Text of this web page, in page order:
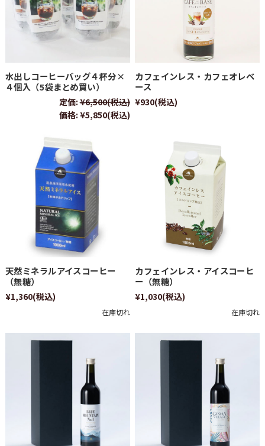
水出しコーヒーバッグ４杯分×
４個入（5袋まとめ買い）
定価:¥6,500(税込)
価格: ¥5,850(税込)
カフェインレス・カフェオレベ
ース
¥930(税込)
天然ミネラルアイスコーヒー
（無糖）
¥1,360(税込)
在庫切れ
カフェインレス・アイスコーヒ
ー（無糖）
¥1,030(税込)
在庫切れ